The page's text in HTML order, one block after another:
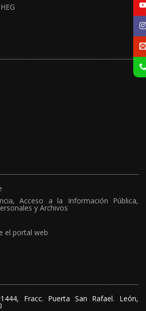
Acceso a la Información Pública,
y Archivos
el portal web
Fracc. Puerta San Rafael. León,